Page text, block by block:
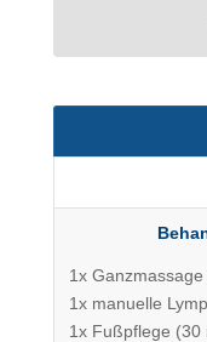
1x
1x manuelle
1x Fußpflege (30